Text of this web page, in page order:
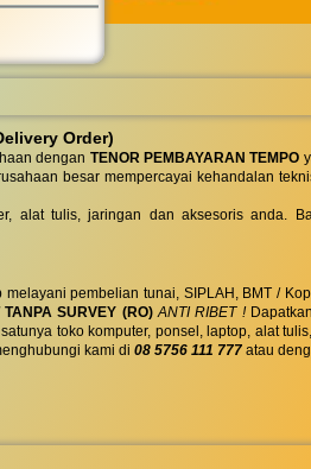
Order)
dengan TENOR PEMBAYARAN TEMPO
besar mempercayai kehandalan
alat tulis, jaringan dan aksesoris anda.
pembelian tunai, SIPLAH, BMT /
TANPA SURVEY (RO) ANTI RIBET !Dapatkan
toko komputer, ponsel, laptop, alat
kami di 08 5756 111 777 atau